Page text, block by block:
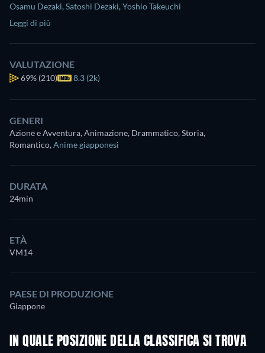
Osamu Dezaki,Satoshi Dezaki,Yoshio Takeuchi
Leggi di più
VALUTAZIONE
69% (210) 8.3 (2k)
GENERI
Azione e Avventura, Animazione, Drammatico, Storia,
Romantico,Anime giapponesi
DURATA
24min
ETÀ
VM14
PAESE DI PRODUZIONE
Giappone
IN QUALE POSIZIONE DELLA CLASSIFICA SI TROVA